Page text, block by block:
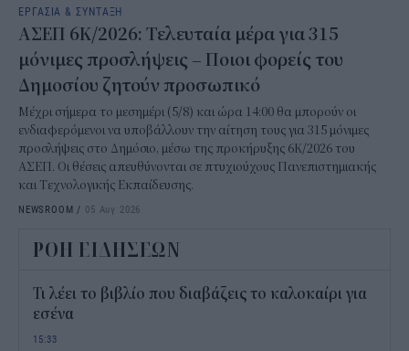
ΕΡΓΑΣΙΑ & ΣΥΝΤΑΞΗ
ΑΣΕΠ 6Κ/2026: Τελευταία μέρα για 315
μόνιμες προσλήψεις – Ποιοι φορείς του
Δημοσίου ζητούν προσωπικό
Μέχρι σήμερα το μεσημέρι (5/8) και ώρα 14:00 θα μπορούν οι
ενδιαφερόμενοι να υποβάλλουν την αίτηση τους για 315 μόνιμες
προσλήψεις στο Δημόσιο, μέσω της προκήρυξης 6Κ/2026 του
ΑΣΕΠ. Οι θέσεις απευθύνονται σε πτυχιούχους Πανεπιστημιακής
και Τεχνολογικής Εκπαίδευσης.
NEWSROOM / 05 Αυγ 2026
ΡΟΗ ΕΙΔΗΣΕΩΝ
Τι λέει το βιβλίο που διαβάζεις το καλοκαίρι για
εσένα
15:33